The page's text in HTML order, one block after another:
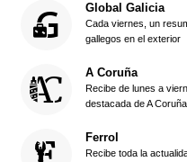
Global Galicia
Cada viernes, un
gallegos en el exterior
A Coruña
Recibe de lunes a
destacada de A Coruña
Ferrol
Recibe toda la